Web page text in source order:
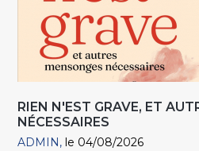
RIEN N'EST GRAVE, ET
NÉCESSAIRES
ADMIN le 04/08/2026